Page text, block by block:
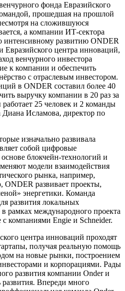
фонда Евразийского
прошедшая на прошлой
на сложившуюся
а компании ИТ-сектора
интенсивному развитию ONDER
Евразийского центра инноваций,
венчурного инвестора
к компании и обеспечить
с отраслевым инвестором.
в ONDER составил более 40
выручку компании в 20 раз за
25 человек и 2 команды
Диана Исламова, директор по
изначально развивала
собой цифровые
блокчейн-технологий и
модели взаимодействия
рынка, например,
развивает проекты,
энергетики. Команда
развития локальных
рамках международного проекта
компаниями Engie и Schneider.
центра инноваций проходят
получая реальную помощь
на новые рынки, построением
и корпорациями. Рады
развития компании Onder и
Впереди много